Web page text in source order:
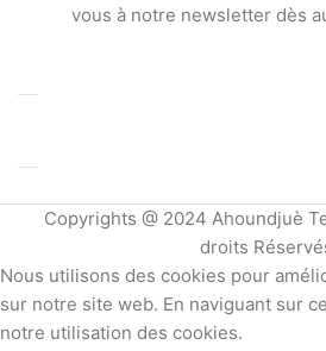
vous à notre newsletter dès
Copyrights @ 2024 Ahoundjuè
droits
Nous utilisons des cookies pour
sur notre site web. En naviguant sur
notre utilisation des cookies.